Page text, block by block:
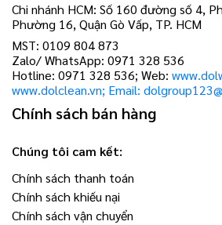
Chi nhánh HCM: Số 160 đường số 4,
Phường 16, Quận Gò Vấp, TP. HCM
MST: 0109 804 873
Zalo/ WhatsApp: 0971 328 536
Hotline: 0971 328 536; Web:
www.dolclean.vn; Email:
Chính sách bán hàng
Chúng tôi cam kết:
Chính sách thanh toán
Chính sách khiếu nại
Chính sách vận chuyển